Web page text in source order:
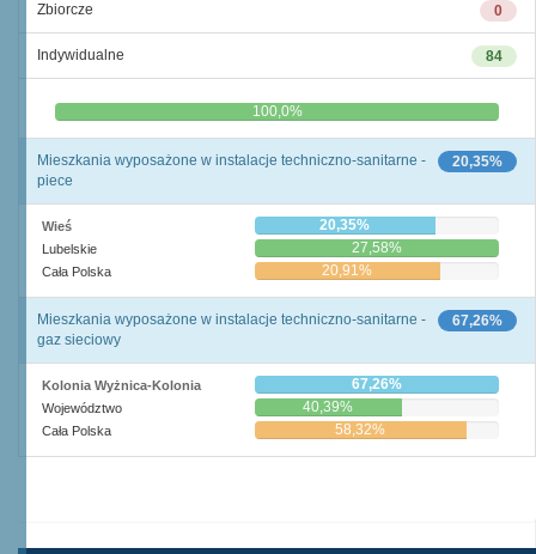
0
Zbiorcze
84
Indywidualne
0,0% 100,0%
20,35%
Mieszkania wyposażone w instalacje techniczno-sanitarne -
piece
Wieś 20,35%
Lubelskie 27,58%
Cała Polska 20,91%
67,26%
Mieszkania wyposażone w instalacje techniczno-sanitarne -
gaz sieciowy
Kolonia Wyżnica-Kolonia 67,26%
Województwo 40,39%
Cała Polska 58,32%